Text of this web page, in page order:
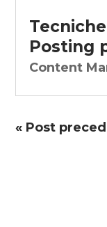
Posting
Content
« Post